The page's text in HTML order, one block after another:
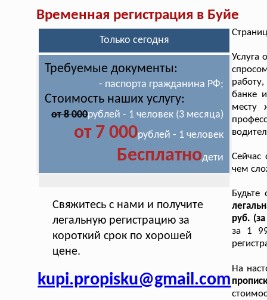
Временная регистрация в Буйе
Только сегодня
Требуемые документы:
- паспорта гражданина РФ;
Стоимость наших услугу:
от 8 000рублей - 1 человек (3 месяца)
от 7 000рублей - 1 человек
Бесплатнодети
Свяжитесь с нами и получите
легальную регистрацию за
короткий срок по хорошей
цене.
kupi.propisku@gmail.com
Услуга
банке
месту
Сейчас
чем
руб.
за 1
На